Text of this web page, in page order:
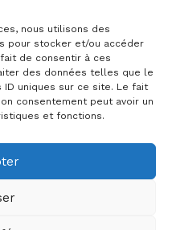
nous utilisons des
pour stocker et/ou accéder
de consentir à ces
des données telles que le
uniques sur ce site. Le fait
consentement peut avoir un
et fonctions.